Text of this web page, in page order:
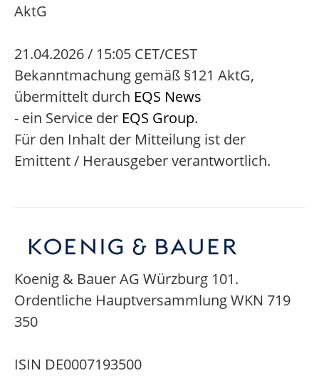
AktG
21.04.2026 / 15:05 CET/CEST
Bekanntmachung gemäß §121 AktG,
übermittelt durch EQS News
- ein Service der EQS Group.
Für den Inhalt der Mitteilung ist der
Emittent / Herausgeber verantwortlich.
Koenig & Bauer AG Würzburg 101.
Ordentliche Hauptversammlung WKN 719
350
ISIN DE0007193500